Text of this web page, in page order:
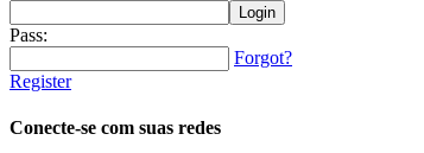
Pass:
Forgot?
Register
Conecte-se com suas redes